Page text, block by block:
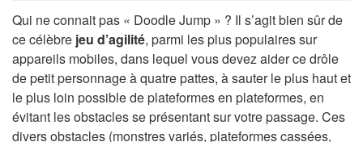
Qui ne connait pas « Doodle Jump » ? Il s’agit bien sûr de
ce célèbre jeu d’agilité, parmi les plus populaires sur
appareils mobiles, dans lequel vous devez aider ce drôle
de petit personnage à quatre pattes, à sauter le plus haut et
le plus loin possible de plateformes en plateformes, en
évitant les obstacles se présentant sur votre passage. Ces
divers obstacles (monstres variés, plateformes cassées,